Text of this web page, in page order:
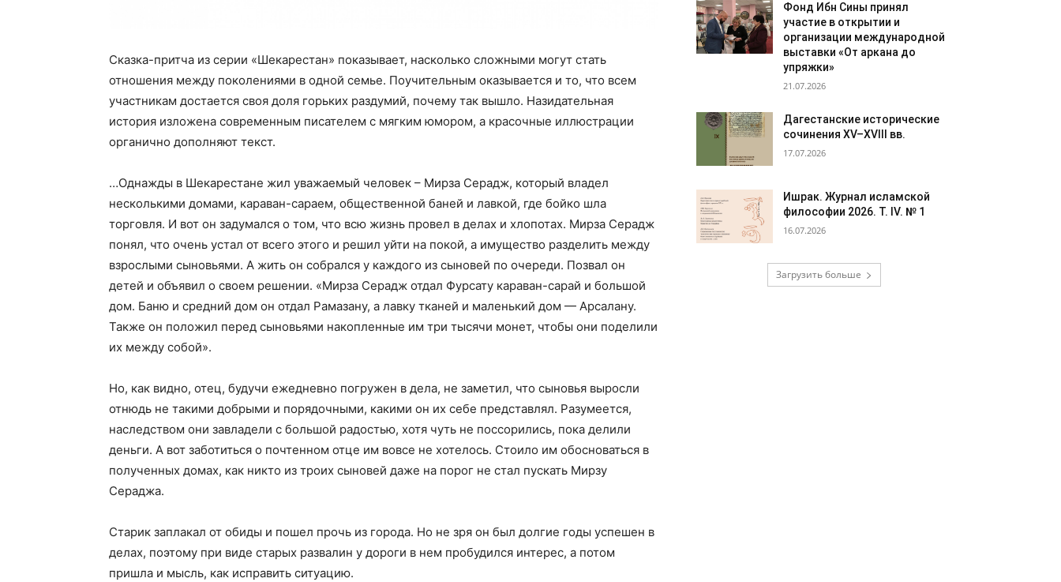
Сказка-притча из серии «Шекарестан» показывает, насколько сложными могут стать
отношения между поколениями в одной семье. Поучительным оказывается и то, что всем
участникам достается своя доля горьких раздумий, почему так вышло. Назидательная
история изложена современным писателем с мягким юмором, а красочные иллюстрации
органично дополняют текст.
…Однажды в Шекарестане жил уважаемый человек – Мирза Серадж, который владел
несколькими домами, караван-сараем, общественной баней и лавкой, где бойко шла
торговля. И вот он задумался о том, что всю жизнь провел в делах и хлопотах. Мирза Серадж
понял, что очень устал от всего этого и решил уйти на покой, а имущество разделить между
взрослыми сыновьями. А жить он собрался у каждого из сыновей по очереди. Позвал он
детей и объявил о своем решении. «Мирза Серадж отдал Фурсату караван-сарай и большой
дом. Баню и средний дом он отдал Рамазану, а лавку тканей и маленький дом — Арсалану.
Также он положил перед сыновьями накопленные им три тысячи монет, чтобы они поделили
их между собой».
Но, как видно, отец, будучи ежедневно погружен в дела, не заметил, что сыновья выросли
отнюдь не такими добрыми и порядочными, какими он их себе представлял. Разумеется,
наследством они завладели с большой радостью, хотя чуть не поссорились, пока делили
деньги. А вот заботиться о почтенном отце им вовсе не хотелось. Стоило им обосноваться в
полученных домах, как никто из троих сыновей даже на порог не стал пускать Мирзу
Сераджа.
Старик заплакал от обиды и пошел прочь из города. Но не зря он был долгие годы успешен в
делах, поэтому при виде старых развалин у дороги в нем пробудился интерес, а потом
пришла и мысль, как исправить ситуацию.
Фонд Ибн Сины принял
участие в открытии и
организации международной
выставки «От аркана до
упряжки»
21.07.2026
Дагестанские исторические
сочинения XV–XVIII вв.
17.07.2026
Ишрак. Журнал исламской
философии 2026. Т. IV. № 1
16.07.2026
Загрузить больше